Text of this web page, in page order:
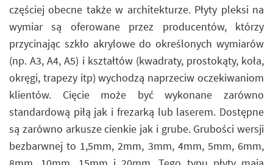
częściej obecne także w architekturze. Płyty pleksi na
wymiar są oferowane przez producentów, którzy
przycinając szkło akrylowe do określonych wymiarów
(np. A3, A4, A5) i kształtów (kwadraty, prostokąty, koła,
okręgi, trapezy itp) wychodzą naprzeciw oczekiwaniom
klientów. Cięcie może być wykonane zarówno
standardową piłą jak i frezarką lub laserem. Dostępne
są zarówno arkusze cienkie jak i grube. Grubości wersji
bezbarwnej to 1,5mm, 2mm, 3mm, 4mm, 5mm, 6mm,